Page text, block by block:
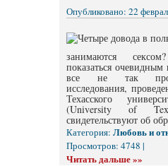
Опубликовано: 22
занимаются
показаться
все не так
исследования,
Техасского
(University of
свидетельствуют об
Категория: Любовь и
Просмотров: 4748 |
Читать дальше »»